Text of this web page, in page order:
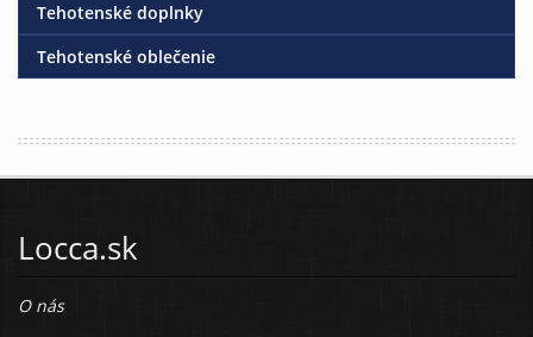
Tehotenské doplnky
Tehotenské oblečenie
Locca.sk
O nás